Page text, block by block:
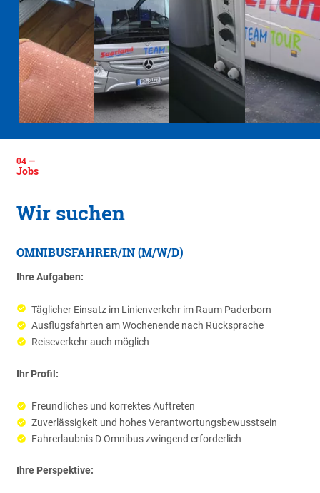
Jobs
Wir suchen
OMNIBUSFAHRER/IN (M/W/D)
Ihre Aufgaben:
Täglicher Einsatz im Linienverkehr im Raum Paderborn
Ausflugsfahrten am Wochenende nach Rücksprache
Reiseverkehr auch möglich
Ihr Profil:
Freundliches und korrektes Auftreten
Zuverlässigkeit und hohes Verantwortungsbewusstsein
Fahrerlaubnis D Omnibus zwingend erforderlich
Ihre Perspektive: